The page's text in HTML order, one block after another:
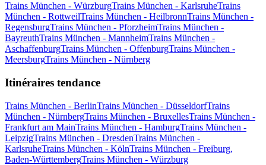
Trains München - WürzburgTrains München - KarlsruheTrains
München - RottweilTrains München - HeilbronnTrains München -
RegensburgTrains München - PforzheimTrains München -
BayreuthTrains München - MannheimTrains München -
AschaffenburgTrains München - OffenburgTrains München -
MeersburgTrains München - Nürnberg
Itinéraires tendance
Trains München - BerlinTrains München - DüsseldorfTrains
München - NürnbergTrains München - BruxellesTrains München -
Frankfurt am MainTrains München - HamburgTrains München -
LeipzigTrains München - DresdenTrains München -
KarlsruheTrains München - KölnTrains München - Freiburg,
Baden-WürttembergTrains München - Würzburg